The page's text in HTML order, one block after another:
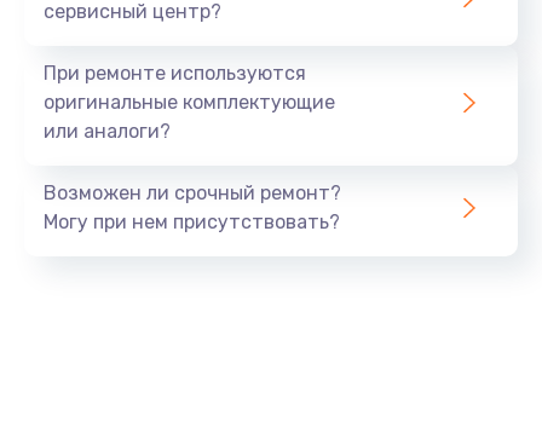
сервисный центр?
При ремонте используются
оригинальные комплектующие
или аналоги?
Возможен ли срочный ремонт?
Могу при нем присутствовать?